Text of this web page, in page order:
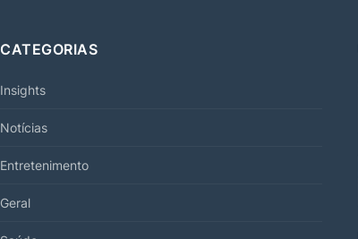
CATEGORIAS
Insights
Notícias
Entretenimento
Geral